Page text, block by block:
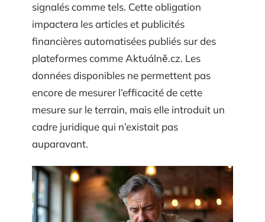
signalés comme tels. Cette obligation
impactera les articles et publicités
financières automatisées publiés sur des
plateformes comme Aktuálně.cz. Les
données disponibles ne permettent pas
encore de mesurer l’efficacité de cette
mesure sur le terrain, mais elle introduit un
cadre juridique qui n’existait pas
auparavant.